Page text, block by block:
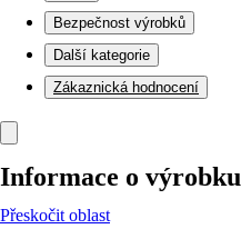
Bezpečnost výrobků
Další kategorie
Zákaznická hodnocení
Informace o výrobku
Přeskočit oblast